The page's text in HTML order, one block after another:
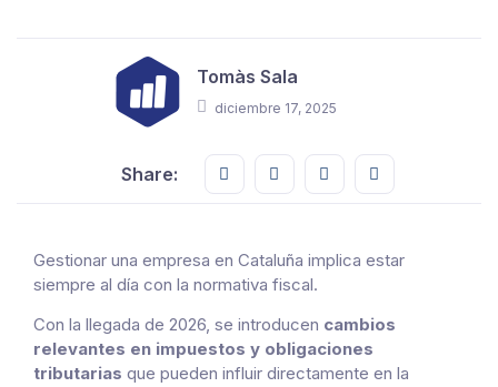
Tomàs Sala
diciembre 17, 2025
Share: Share this on FaceBook
Share this on Twitter
Share this on GMail
Share this on
Gestionar una empresa en Cataluña implica estar
siempre al día con la normativa fiscal.
Con la llegada de 2026, se introducen cambios
relevantes en impuestos y obligaciones
tributarias que pueden influir directamente en la